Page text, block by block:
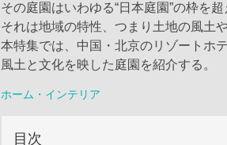
その庭園はいわゆる“日本庭園”の枠を超
それは地域の特性、つまり土地の風土
本特集では、中国・北京のリゾートホテ
風土と文化を映した庭園を紹介する。
ホーム・インテリア
目次